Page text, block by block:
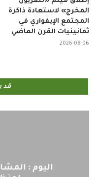
المخرج» لاستعادة ذاكرة
المجتمع الإيفواري في
ثمانينيات القرن الماضي
2026-08-06
قد
اليوم :